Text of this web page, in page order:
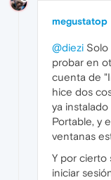
megustatop
@diezi Solo
probar en
cuenta de
hice dos
ya
Portable, y
ventanas
Y por cierto
iniciar